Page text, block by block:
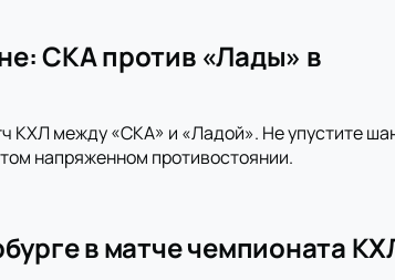
СКА против «Лады» в
КХЛ между «СКА» и «Ладой». Не упустите
напряженном противостоянии.
в матче чемпионата